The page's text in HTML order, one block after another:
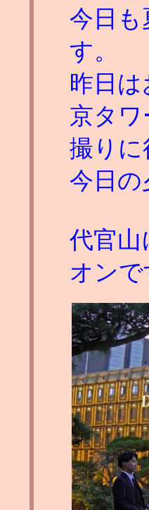
今日
す。
昨日
京タワ
撮りに
今日
代官
オンで